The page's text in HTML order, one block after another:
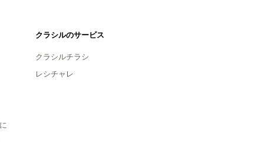
クラシルのサービス
クラシルチラシ
レシチャレ